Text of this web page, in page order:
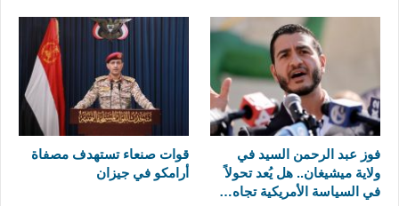
فوز عبد الرحمن السيد في
ولاية ميشيغان.. هل يُعد تحولاً
في السياسة الأمريكية تجاه…
قوات صنعاء تستهدف مصفاة
أرامكو في جيزان